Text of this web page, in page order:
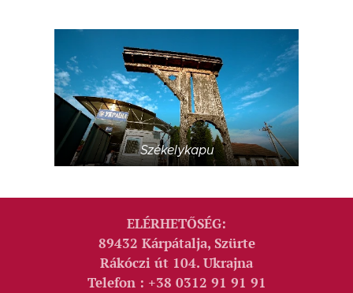
Székelykapu
ELÉRHETŐSÉG:
89432 Kárpátalja, Szürte
Rákóczi út 104. Ukrajna
Telefon : +38 0312 91 91 91